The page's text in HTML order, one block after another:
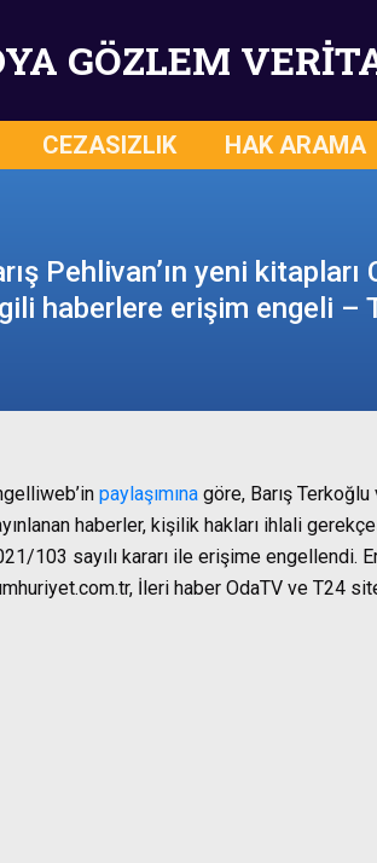
GÖZLEM
CEZASIZLIK HAK ARAMA
Pehlivan’ın yeni
haberlere erişim engeli –
paylaşımına göre, Barış Terkoğlu
haberler, kişilik hakları ihlali
103 sayılı kararı ile erişime engellendi.
İleri haber OdaTV ve T24